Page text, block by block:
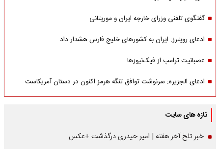
گفتگوی تلفنی وزرای خارجه ایران و موریتانی
ادعای رویترز: ایران به کشورهای خلیج فارس هشدار داد
عصبانیت ترامپ از فیک‌نیوزها
ادعای الجزیره: سرنوشت توافق تنگه هرمز اکنون در دستان آمریکاست
تازه های سایت
خبر تلخ آخر هفته | امیر حیدری درگذشت +عکس